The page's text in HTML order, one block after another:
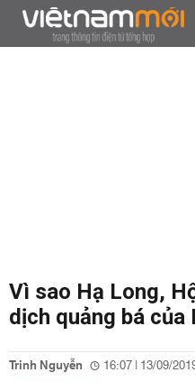
Vì sao Hạ Long,
dịch quảng bá
Trinh Nguyễn 16:07 | 13/09/